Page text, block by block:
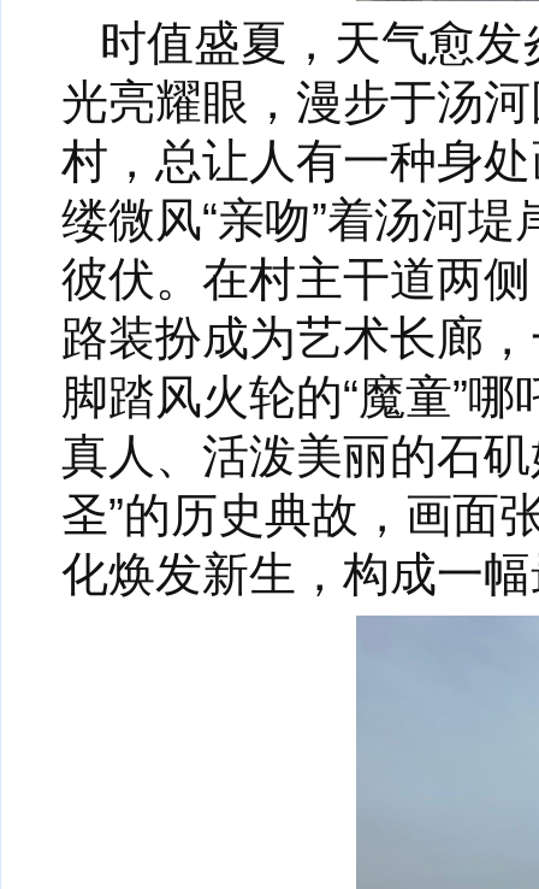
时值盛夏，天气愈
光亮耀眼，漫步于汤
村，总让人有一种身
缕微风“亲吻”着汤河
彼伏。在村主干道两
路装扮成为艺术长廊
脚踏风火轮的“魔童”
真人、活泼美丽的石
圣”的历史典故，画面
化焕发新生，构成一